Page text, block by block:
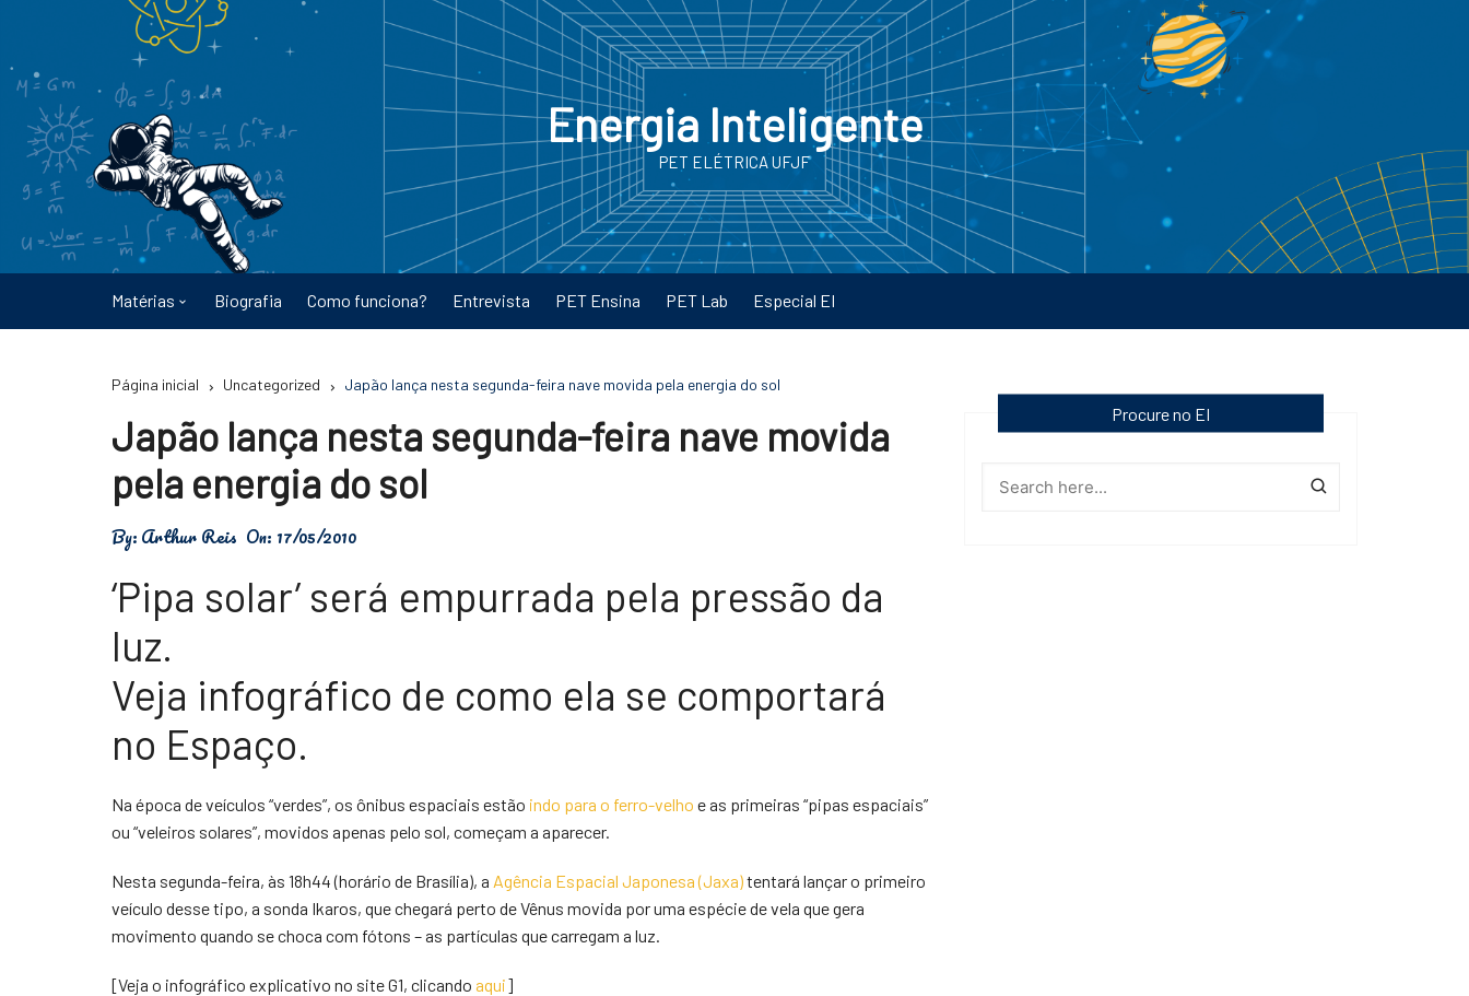
conteúdo
Energia Inteligente
PET ELÉTRICA UFJF
Matérias
Energia
Física
Meio Ambiente
Saúde
Tecnologia
Biografia Como funciona? Entrevista PET Ensina PET Lab Especial EI
Página inicial Uncategorized Japão lança nesta segunda-feira nave movida pela energia do sol
Japão lança nesta segunda-feira nave movida
pela energia do sol
By:Arthur Reis On: 17/05/2010
‘Pipa solar’ será empurrada pela pressão da
luz.
Veja infográfico de como ela se comportará
no Espaço.
Na época de veículos “verdes”, os ônibus espaciais estão indo para o ferro-velho e as primeiras “pipas espaciais”
ou “veleiros solares”, movidos apenas pelo sol, começam a aparecer.
Nesta segunda-feira, às 18h44 (horário de Brasília), a Agência Espacial Japonesa (Jaxa)tentará lançar o primeiro
veículo desse tipo, a sonda Ikaros, que chegará perto de Vênus movida por uma espécie de vela que gera
movimento quando se choca com fótons – as partículas que carregam a luz.
[Veja o infográfico explicativo no site G1, clicando aqui]
Procure no EI